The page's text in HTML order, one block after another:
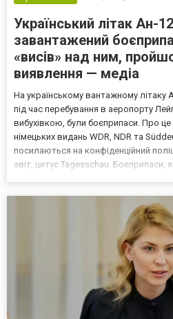
Український літак Ан-
завантажений
«висів» над ним,
виявлення — медіа
На українському вантажному літаку
під час перебування в аеропорту
вибухівкою, були боєприпаси. Про це
німецьких видань WDR, NDR та
посилаються на конфіденційний
звіт, цитує Tagesschau. Боєприпаси,